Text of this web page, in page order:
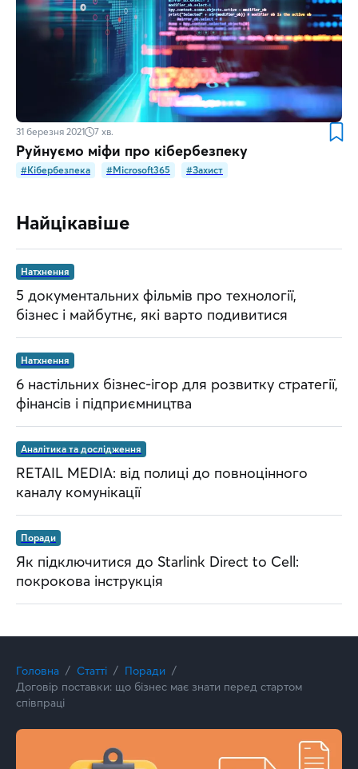
31 березня 2021 7 хв.
Руйнуємо міфи про кібербезпеку
#Кібербезпека #Microsoft365 #Захист
Найцікавіше
Натхнення
5 документальних фільмів про технології,
бізнес і майбутнє, які варто подивитися
Натхнення
6 настільних бізнес-ігор для розвитку стратегії,
фінансів і підприємництва
Аналітика та дослідження
RETAIL MEDIA: від полиці до повноцінного
каналу комунікації
Поради
Як підключитися до Starlink Direct to Cell:
покрокова інструкція
Головна Статті
Поради
Договір поставки: що бізнес має знати перед стартом
співпраці